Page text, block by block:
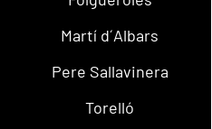
Martí d´Albars
Pere Sallavinera
Torelló